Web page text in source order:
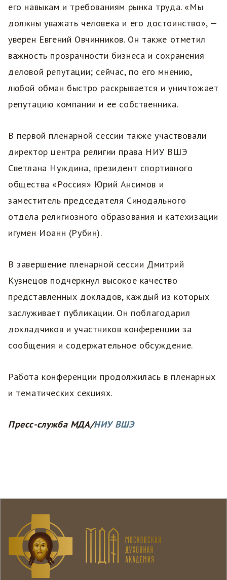
его навыкам и требованиям рынка труда. «Мы
должны уважать человека и его достоинство», —
уверен Евгений Овчинников. Он также отметил
важность прозрачности бизнеса и сохранения
деловой репутации; сейчас, по его мнению,
любой обман быстро раскрывается и уничтожает
репутацию компании и ее собственника.
В первой пленарной сессии также участвовали
директор центра религии права НИУ ВШЭ
Светлана Нуждина, президент спортивного
общества «Россия» Юрий Ансимов и
заместитель председателя Синодального
отдела религиозного образования и катехизации
игумен Иоанн (Рубин).
В завершение пленарной сессии Дмитрий
Кузнецов подчеркнул высокое качество
представленных докладов, каждый из которых
заслуживает публикации. Он поблагодарил
докладчиков и участников конференции за
сообщения и содержательное обсуждение.
Работа конференции продолжилась в пленарных
и тематических секциях.
Пресс-служба МДА/НИУ ВШЭ